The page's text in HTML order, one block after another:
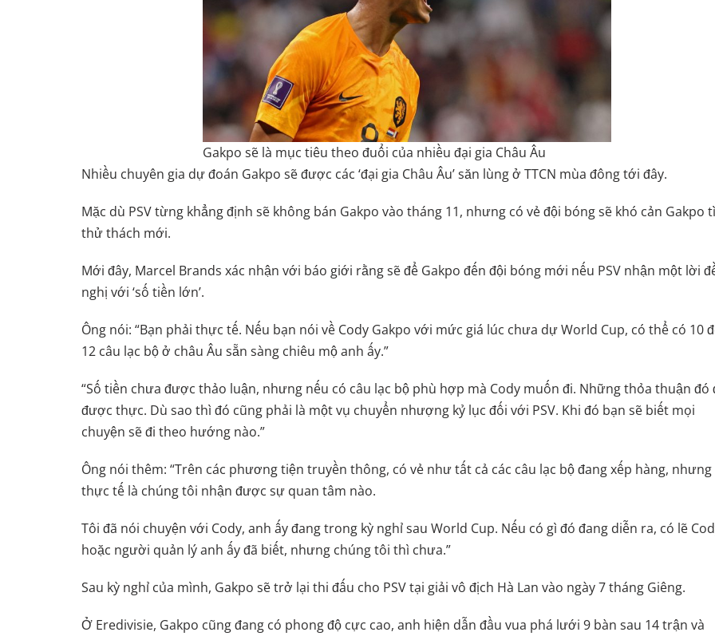
Gakpo sẽ là mục tiêu theo đuổi của nhiều đại gia Châu Âu
Nhiều chuyên gia dự đoán Gakpo sẽ được các ‘đại gia Châu Âu’ săn lùng ở TTCN mùa đông tới đây.
Mặc dù PSV từng khẳng định sẽ không bán Gakpo vào tháng 11, nhưng có vẻ đội bóng sẽ khó cản Gakpo
thử thách mới.
Mới đây, Marcel Brands xác nhận với báo giới rằng sẽ để Gakpo đến đội bóng mới nếu PSV nhận một lời
nghị với ‘số tiền lớn’.
Ông nói: “Bạn phải thực tế. Nếu bạn nói về Cody Gakpo với mức giá lúc chưa dự World Cup, có thể có 10
12 câu lạc bộ ở châu Âu sẵn sàng chiêu mộ anh ấy.”
“Số tiền chưa được thảo luận, nhưng nếu có câu lạc bộ phù hợp mà Cody muốn đi. Những thỏa thuận đó
được thực. Dù sao thì đó cũng phải là một vụ chuyển nhượng kỷ lục đối với PSV. Khi đó bạn sẽ biết mọi
chuyện sẽ đi theo hướng nào.”
Ông nói thêm: “Trên các phương tiện truyền thông, có vẻ như tất cả các câu lạc bộ đang xếp hàng, nhưng
thực tế là chúng tôi nhận được sự quan tâm nào.
Tôi đã nói chuyện với Cody, anh ấy đang trong kỳ nghỉ sau World Cup. Nếu có gì đó đang diễn ra, có lẽ
hoặc người quản lý anh ấy đã biết, nhưng chúng tôi thì chưa.”
Sau kỳ nghỉ của mình, Gakpo sẽ trở lại thi đấu cho PSV tại giải vô địch Hà Lan vào ngày 7 tháng Giêng.
Ở Eredivisie, Gakpo cũng đang có phong độ cực cao, anh hiện dẫn đầu vua phá lưới 9 bàn sau 14 trận và